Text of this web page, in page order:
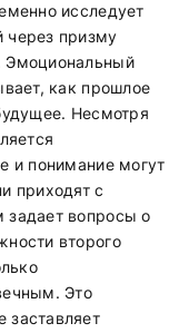
исследует
через призму
Эмоциональный
как прошлое
Несмотря
и понимание могут
приходят с
вопросы о
второго
Это
заставляет